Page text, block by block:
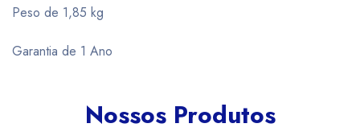
Peso de 1,85 kg
Garantia de 1 Ano
Nossos Produtos